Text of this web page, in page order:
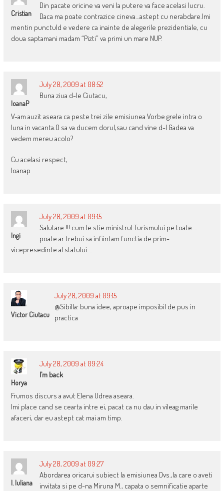
Cristian
Din pacate oricine va veni la putere va face acelasi lucru.
Daca ma poate contrazice cineva…astept cu nerabdare.Imi
mentin punctuld e vedere ca inainte de alegerile prezidentiale, cu
doua saptamani madam “Pizti” va primi un mare NUP.
IoanaP
July 28, 2009 at 08:52
Buna ziua d-le Ciutacu,
V-am auzit aseara ca peste trei zile emisiunea Vorbe grele intra o
luna in vacanta.O sa va ducem dorul,sau cand vine d-l Gadea va
vedem mereu acolo?
Cu acelasi respect,
Ioanap
Ingi
July 28, 2009 at 09:15
Salutare !!! cum le stie ministrul Turismului pe toate….
poate ar trebui sa infiintam functia de prim-
vicepresedinte al statului….
Victor Ciutacu
July 28, 2009 at 09:15
@Sibilla: buna idee, aproape imposibil de pus in
practica
Horya
July 28, 2009 at 09:24
I’m back
Frumos discurs a avut Elena Udrea aseara.
Imi place cand se cearta intre ei, pacat ca nu dau in vileag marile
afaceri, dar eu astept cat mai am timp.
I. Iuliana
July 28, 2009 at 09:27
Abordarea oricarui subiect la emisiunea Dvs.,la care o aveti
invitata si pe d-na Miruna M., capata o semnificatie aparte